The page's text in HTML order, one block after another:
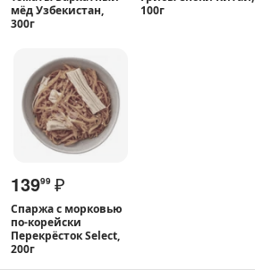
мёд Узбекистан,
300г
100г
13999 ₽
Спаржа с морковью
по-корейски
Перекрёсток Select,
200г